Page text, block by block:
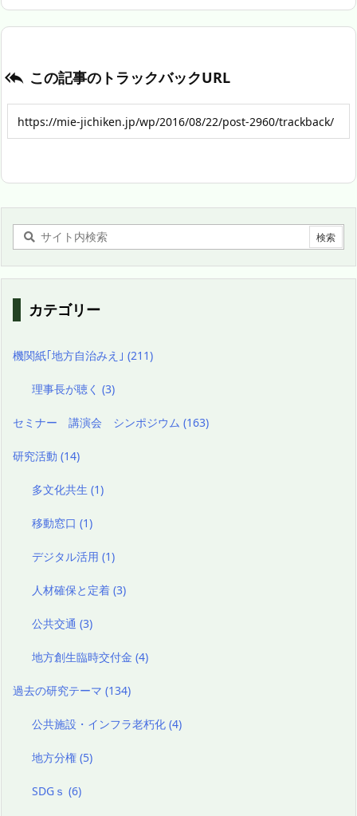
 この記事のトラックバックURL
カテゴリー
機関紙｢地方自治みえ｣ (211)
理事長が聴く(3)
セミナー 講演会 シンポジウム (163)
研究活動 (14)
多文化共生(1)
移動窓口(1)
デジタル活用(1)
人材確保と定着(3)
公共交通(3)
地方創生臨時交付金(4)
過去の研究テーマ (134)
公共施設・インフラ老朽化(4)
地方分権(5)
SDGｓ(6)